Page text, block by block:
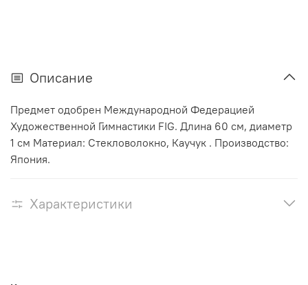
Описание
Предмет одобрен Международной Федерацией
Художественной Гимнастики FIG. Длина 60 см, диаметр
1 см Материал: Стекловолокно, Каучук . Производство:
Япония.
Характеристики